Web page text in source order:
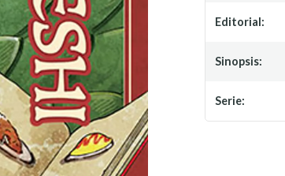
Editorial:
Sinopsis:
Serie: